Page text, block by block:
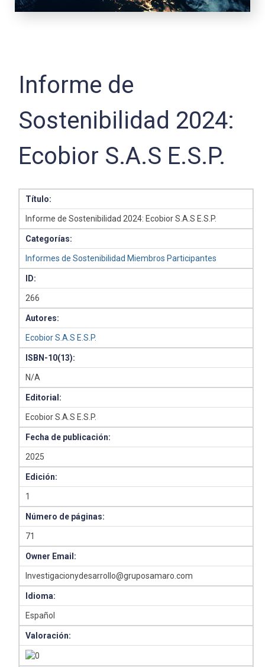
Informe de
Sostenibilidad 2024:
Ecobior S.A.S E.S.P.
Título:
Informe de Sostenibilidad 2024: Ecobior S.A.S E.S.P.
Categorías:
Informes de Sostenibilidad Miembros Participantes
ID:
266
Autores:
Ecobior S.A.S E.S.P.
ISBN-10(13):
N/A
Editorial:
Ecobior S.A.S E.S.P.
Fecha de publicación:
2025
Edición:
1
Número de páginas:
71
Owner Email:
Investigacionydesarrollo@gruposamaro.com
Idioma:
Español
Valoración: